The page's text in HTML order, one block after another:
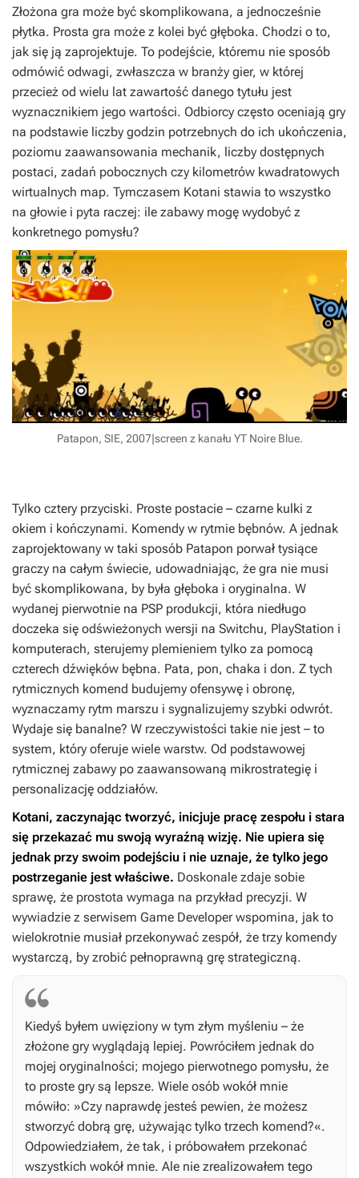
Złożona gra może być skomplikowana, a jednocześnie
płytka. Prosta gra może z kolei być głęboka. Chodzi o to,
jak się ją zaprojektuje. To podejście, któremu nie sposób
odmówić odwagi, zwłaszcza w branży gier, w której
przecież od wielu lat zawartość danego tytułu jest
wyznacznikiem jego wartości. Odbiorcy często oceniają gry
na podstawie liczby godzin potrzebnych do ich ukończenia,
poziomu zaawansowania mechanik, liczby dostępnych
postaci, zadań pobocznych czy kilometrów kwadratowych
wirtualnych map. Tymczasem Kotani stawia to wszystko
na głowie i pyta raczej: ile zabawy mogę wydobyć z
konkretnego pomysłu?
Patapon, SIE, 2007|screen z kanału YT Noire Blue.
Tylko cztery przyciski. Proste postacie – czarne kulki z
okiem i kończynami. Komendy w rytmie bębnów. A jednak
zaprojektowany w taki sposób Patapon porwał tysiące
graczy na całym świecie, udowadniając, że gra nie musi
być skomplikowana, by była głęboka i oryginalna. W
wydanej pierwotnie na PSP produkcji, która niedługo
doczeka się odświeżonych wersji na Switchu, PlayStation i
komputerach, sterujemy plemieniem tylko za pomocą
czterech dźwięków bębna. Pata, pon, chaka i don. Z tych
rytmicznych komend budujemy ofensywę i obronę,
wyznaczamy rytm marszu i sygnalizujemy szybki odwrót.
Wydaje się banalne? W rzeczywistości takie nie jest – to
system, który oferuje wiele warstw. Od podstawowej
rytmicznej zabawy po zaawansowaną mikrostrategię i
personalizację oddziałów.
Kotani, zaczynając tworzyć, inicjuje pracę zespołu i stara
się przekazać mu swoją wyraźną wizję. Nie upiera się
jednak przy swoim podejściu i nie uznaje, że tylko jego
postrzeganie jest właściwe. Doskonale zdaje sobie
sprawę, że prostota wymaga na przykład precyzji. W
wywiadzie z serwisem Game Developer wspomina, jak to
wielokrotnie musiał przekonywać zespół, że trzy komendy
wystarczą, by zrobić pełnoprawną grę strategiczną.
Kiedyś byłem uwięziony w tym złym myśleniu – że
złożone gry wyglądają lepiej. Powróciłem jednak do
mojej oryginalności; mojego pierwotnego pomysłu, że
to proste gry są lepsze. Wiele osób wokół mnie
mówiło: »Czy naprawdę jesteś pewien, że możesz
stworzyć dobrą grę, używając tylko trzech komend?«.
Odpowiedziałem, że tak, i próbowałem przekonać
wszystkich wokół mnie. Ale nie zrealizowałem tego